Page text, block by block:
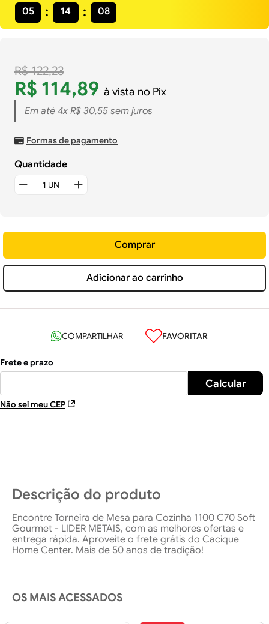
05
14 08
R$ 122,23
R$ 114,89 à vista no Pix
Em até 4x R$ 30,55sem juros
Formas de pagamento
Quantidade
Adicionar ao carrinho
Comprar
Não sei meu CEP
Descrição do produto
Encontre Torneira de Mesa para Cozinha 1100 C70 Soft
Gourmet - LIDER METAIS, com as melhores ofertas e
entrega rápida. Aproveite o frete grátis do Cacique
Home Center. Mais de 50 anos de tradição!
OS MAIS ACESSADOS